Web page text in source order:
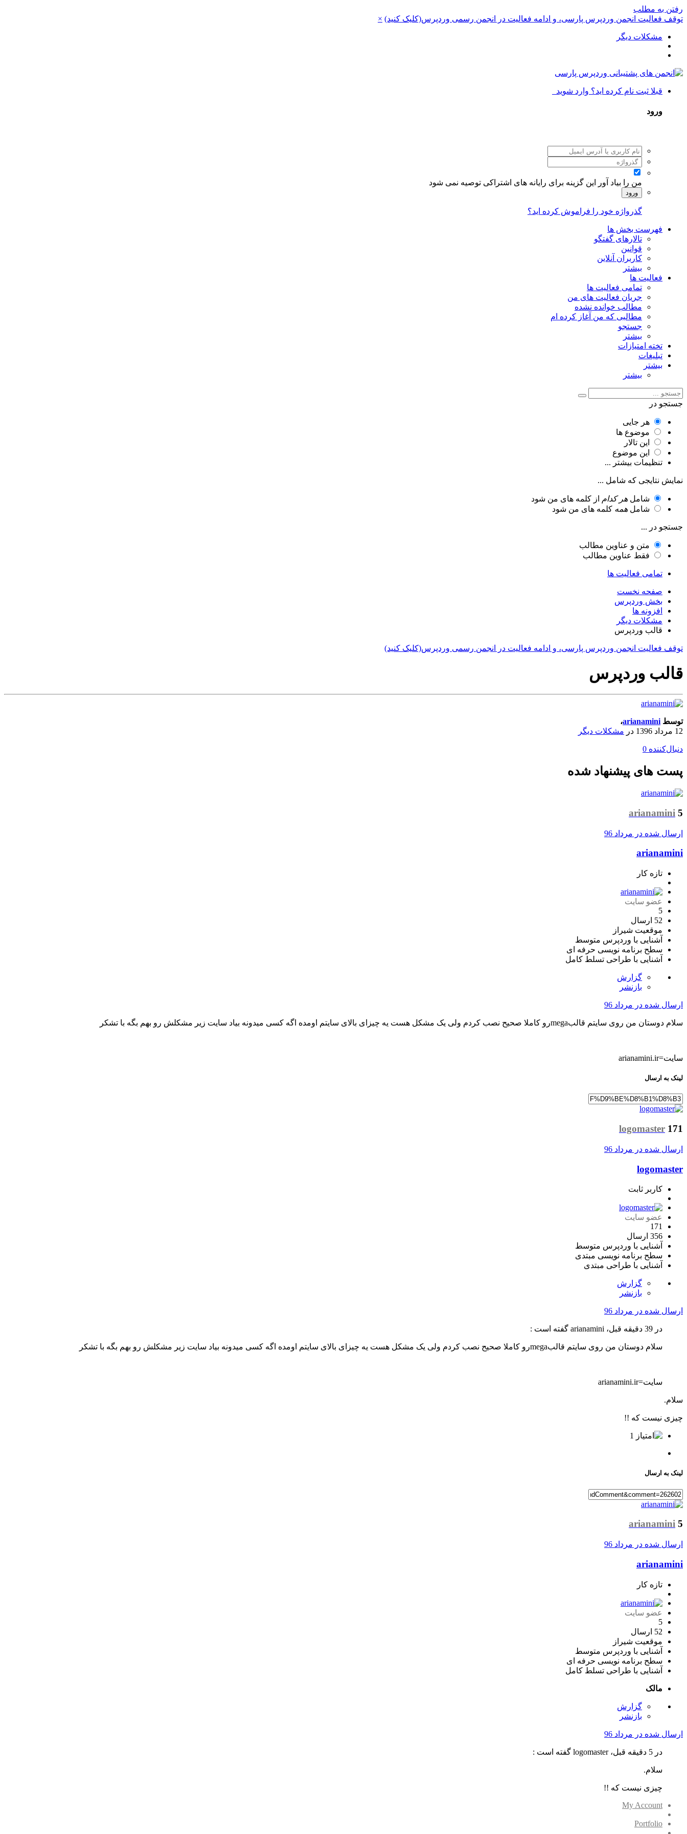
رفتن به مطلب
توقف فعالیت انجمن وردپرس پارسی، و ادامه فعالیت در انجمن رسمی وردپرس(کلیک کنید) ×
مشکلات دیگر
قبلا ثبت نام کرده اید؟ وارد شوید
ورود
من را بیاد آور این گزینه برای رایانه های اشتراکی توصیه نمی شود
ورود
گذرواژه خود را فراموش کرده اید؟
فهرست بخش ها
تالارهای گفتگو
قوانین
کاربران آنلاین
بیشتر
فعالیت ها
تمامی فعالیت ها
جریان فعالیت های من
مطالب خوانده نشده
مطالبی که من آغاز کرده ام
جستجو
بیشتر
تخته امتیازات
تبلیغات
بیشتر
بیشتر
جستجو در
هر جایی
موضوع ها
این تالار
این موضوع
تنظیمات بیشتر ...
نمایش نتایجی که شامل ...
شامل هر کدام از کلمه های من شود
شامل همه کلمه های من شود
جستجو در ...
متن و عناوین مطالب
فقط عناوین مطالب
تمامی فعالیت ها
صفحه نخست
بخش وردپرس
افزونه ها
مشکلات دیگر
قالب وردپرس
توقف فعالیت انجمن وردپرس پارسی، و ادامه فعالیت در انجمن رسمی وردپرس(کلیک کنید)
قالب وردپرس
توسطarianamini،
12 مرداد 1396
در مشکلات دیگر
دنبال‌کننده 0
پست های پیشنهاد شده
arianamini 5
ارسال شده در مرداد 96
arianamini
تازه کار
عضو سایت
5
52 ارسال
موقعیت شیراز
آشنایی با وردپرس متوسط
سطح برنامه نویسی حرفه ای
آشنایی با طراحی تسلط کامل
گزارش
بازنشر
ارسال شده در مرداد 96
سلام دوستان من روی سایتم قالبmegaرو کاملا صحیح نصب کردم ولی یک مشکل هست یه چیزای بالای سایتم اومده اگه کسی میدونه بیاد سایت زیر مشکلش رو بهم بگه با تشکر
سایت=arianamini.ir
لینک به ارسال
logomaster 171
ارسال شده در مرداد 96
logomaster
کاربر ثابت
عضو سایت
171
356 ارسال
آشنایی با وردپرس متوسط
سطح برنامه نویسی مبتدی
آشنایی با طراحی مبتدی
گزارش
بازنشر
ارسال شده در مرداد 96
در 39 دقیقه قبل، arianamini گفته است :
سلام دوستان من روی سایتم قالبmegaرو کاملا صحیح نصب کردم ولی یک مشکل هست یه چیزای بالای سایتم اومده اگه کسی میدونه بیاد سایت زیر مشکلش رو بهم بگه با تشکر
سایت=arianamini.ir
سلام.
چیزی نیست که !!
1
لینک به ارسال
arianamini 5
ارسال شده در مرداد 96
arianamini
تازه کار
عضو سایت
5
52 ارسال
موقعیت شیراز
آشنایی با وردپرس متوسط
سطح برنامه نویسی حرفه ای
آشنایی با طراحی تسلط کامل
مالک
گزارش
بازنشر
ارسال شده در مرداد 96
در 5 دقیقه قبل، logomaster گفته است :
سلام.
چیزی نیست که !!
My Account
Portfolio